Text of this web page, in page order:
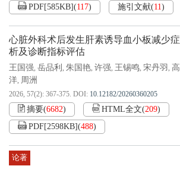
PDF[585KB](117) 施引文献(11)
心脏外科术后发生肝素诱导血小板减少
析及诊断指标评估
王国强, 岳品利 , 朱国艳, 许强, 王锡鸣, 宋丹羽 ,
洋, 周洲
2026, 57(2): 367-375. DOI: 10.12182/20260360205
摘要(6682) HTML全文(209)
PDF[2598KB](488)
论著